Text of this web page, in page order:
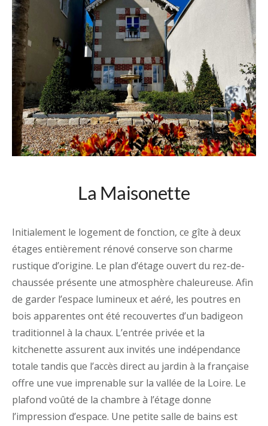
La Maisonette
Initialement le logement de fonction, ce gîte à deux
étages entièrement rénové conserve son charme
rustique d’origine. Le plan d’étage ouvert du rez-de-
chaussée présente une atmosphère chaleureuse. Afin
de garder l’espace lumineux et aéré, les poutres en
bois apparentes ont été recouvertes d’un badigeon
traditionnel à la chaux. L’entrée privée et la
kitchenette assurent aux invités une indépendance
totale tandis que l’accès direct au jardin à la française
offre une vue imprenable sur la vallée de la Loire. Le
plafond voûté de la chambre à l’étage donne
l’impression d’espace. Une petite salle de bains est